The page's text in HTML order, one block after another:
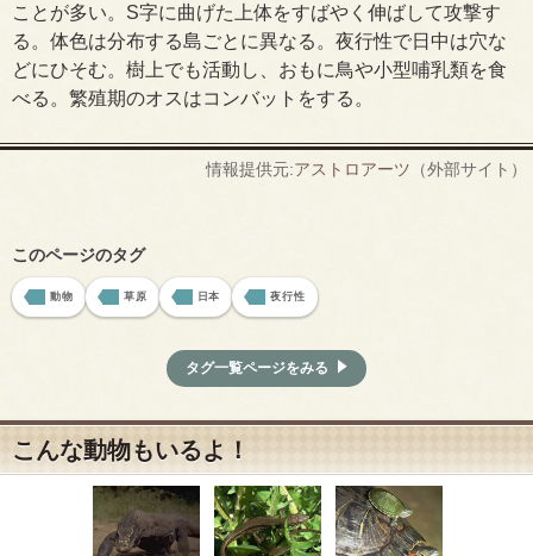
ことが多い。S字に曲げた上体をすばやく伸ばして攻撃す
る。体色は分布する島ごとに異なる。夜行性で日中は穴な
どにひそむ。樹上でも活動し、おもに鳥や小型哺乳類を食
べる。繁殖期のオスはコンバットをする。
情報提供元:アストロアーツ （外部サイト）
このページのタグ
動物 草原 日本 夜行性
タグ一覧ページをみる
こんな動物もいるよ！